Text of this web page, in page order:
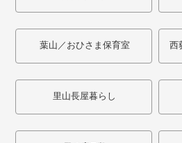
葉山／おひさま保育室 西
里山長屋暮らし